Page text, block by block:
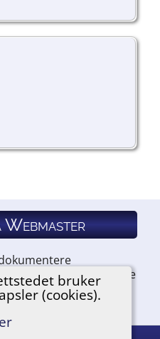
bruker
(cookies).
noe du ønsker å legge